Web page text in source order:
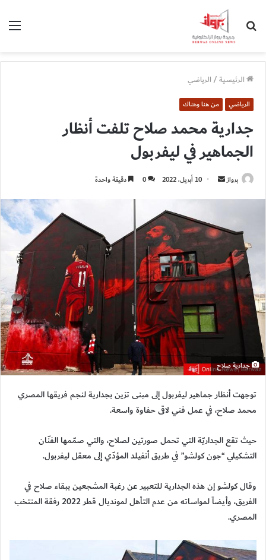
الرئيسية/الرياضي
الرياضي من هنا وهناك
جدارية محمد صلاح تلفت أنظار
الجماهير في ليفربول
برواز
أرسل 10 أبريل، 2022 0 دقيقة واحدة
جدارية صلاح
توجهت أنظار جماهير ليفربول إلى مبنى تزين بجدارية لنجم فريقها المصري
محمد صلاح، في عمل فني لاقى حفاوة واسعة.
حيث تقع الجداريّة التي تحمل صورتين لصلاح، والتي صمّمها الفنّان
التشكيلي “جون كولشو” في طريق أنفيلد المؤدّي إلى معقل ليفربول.
وقال كولشو إن هذه الجدارية للتعبير عن رغبة المشجعين ببقاء صلاح في
الفريق، وأيضاً لمواساته من عدم التأهل لمونديال قطر 2022 رفقة المنتخب
المصري.